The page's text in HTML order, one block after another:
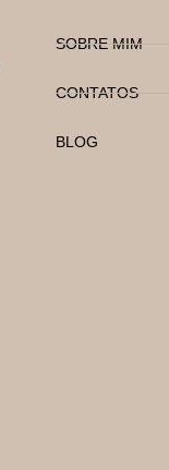
SOBRE MIM
CONTATOS
BLOG